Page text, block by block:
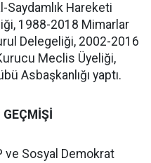
Saydamlık Hareketi
1988-2018 Mimarlar
Delegeliği, 2002-2016
Meclis Üyeliği,
Asbaşkanlığı yaptı.
GEÇMİŞİ
ve Sosyal Demokrat